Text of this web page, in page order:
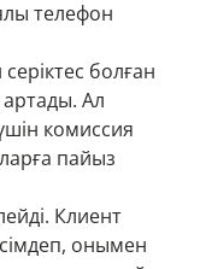
телефон
болған
артады. Ал
комиссия
пайыз
Клиент
онымен